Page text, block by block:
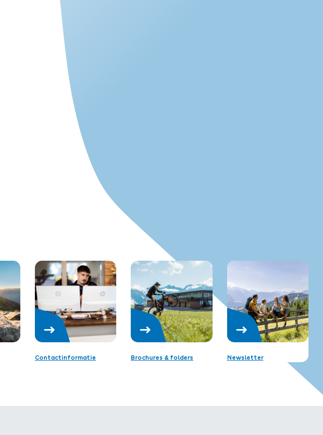
Contactinformatie Brochures & folders Newsletter